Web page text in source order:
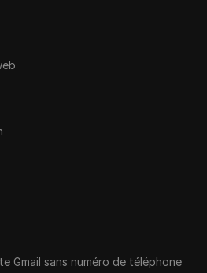
Gmail sans numéro de téléphone